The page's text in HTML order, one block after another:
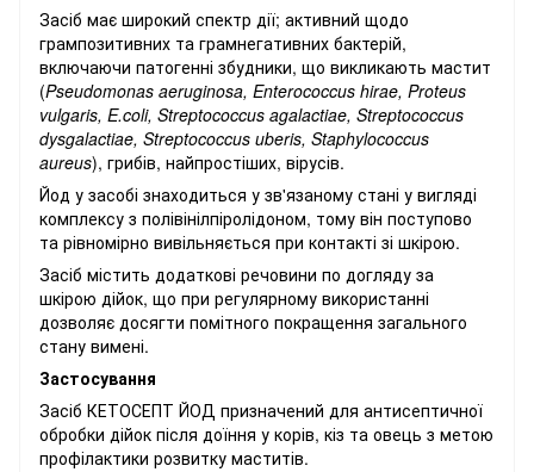
Засіб має широкий спектр дії; активний щодо
грампозитивних та грамнегативних бактерій,
включаючи патогенні збудники, що викликають мастит
(Pseudomonas aeruginosa, Enterococcus hirae, Proteus
vulgaris, E.coli, Streptococcus agalactiae, Streptococcus
dysgalactiae, Streptococcus uberis, Staphylococcus
aureus), грибів, найпростіших, вірусів.
Йод у засобі знаходиться у зв'язаному стані у вигляді
комплексу з полівінілпіролідоном, тому він поступово
та рівномірно вивільняється при контакті зі шкірою.
Засіб містить додаткові речовини по догляду за
шкірою дійок, що при регулярному використанні
дозволяє досягти помітного покращення загального
стану вимені.
Застосування
Засіб КЕТОСЕПТ ЙОД призначений для антисептичної
обробки дійок після доїння у корів, кіз та овець з метою
профілактики розвитку маститів.